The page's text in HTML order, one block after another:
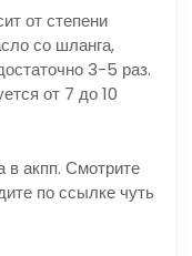
от степени
со шланга,
3-5 раз.
от 7 до 10
в акпп. Смотрите
по ссылке чуть